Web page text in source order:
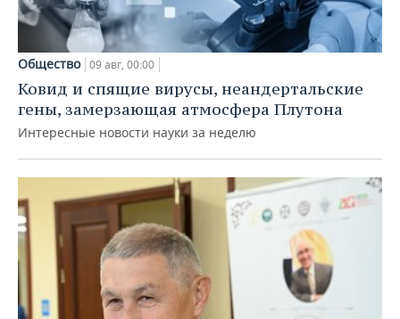
Общество 09 авг, 00:00
Ковид и спящие вирусы, неандертальские
гены, замерзающая атмосфера Плутона
Интересные новости науки за неделю